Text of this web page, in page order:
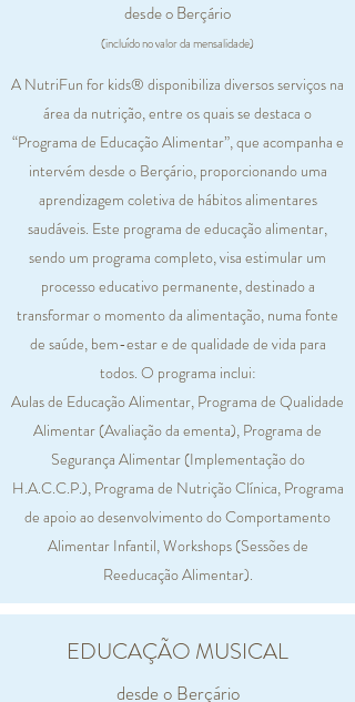
desde o Berçário
(incluído no valor da mensalidade)
A NutriFun for kids® disponibiliza diversos serviços na
área da nutrição, entre os quais se destaca o
“Programa de Educação Alimentar”, que acompanha e
intervém desde o Berçário, proporcionando uma
aprendizagem coletiva de hábitos alimentares
saudáveis. Este programa de educação alimentar,
sendo um programa completo, visa estimular um
processo educativo permanente, destinado a
transformar o momento da alimentação, numa fonte
de saúde, bem-estar e de qualidade de vida para
todos. O programa inclui:
Aulas de Educação Alimentar, Programa de Qualidade
Alimentar (Avaliação da ementa), Programa de
Segurança Alimentar (Implementação do
H.A.C.C.P.), Programa de Nutrição Clínica, Programa
de apoio ao desenvolvimento do Comportamento
Alimentar Infantil, Workshops (Sessões de
Reeducação Alimentar).
EDUCAÇÃO MUSICAL
desde o Berçário